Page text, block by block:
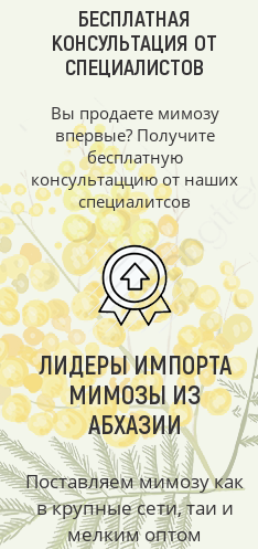
БЕСПЛАТНАЯ
КОНСУЛЬТАЦИЯ ОТ
СПЕЦИАЛИСТОВ
Вы продаете мимозу
впервые? Получите
бесплатную
консультаццию от наших
специалитсов
ЛИДЕРЫ ИМПОРТА
МИМОЗЫ ИЗ
АБХАЗИИ
Поставляем мимозу как
в крупные сети, таи и
мелким оптом